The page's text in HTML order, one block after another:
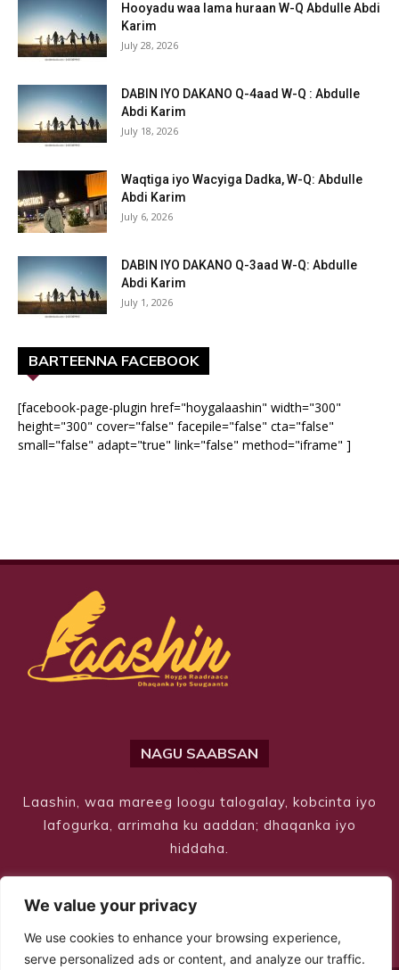
We value your privacy
We use cookies to enhance your browsing experience,
serve personalized ads or content, and analyze our traffic.
Hooyadu waa lama huraan W-Q Abdulle Abdi
Karim
July 28, 2026
DABIN IYO DAKANO Q-4aad W-Q : Abdulle
Abdi Karim
July 18, 2026
Waqtiga iyo Wacyiga Dadka, W-Q: Abdulle
Abdi Karim
July 6, 2026
DABIN IYO DAKANO Q-3aad W-Q: Abdulle
Abdi Karim
July 1, 2026
BARTEENNA FACEBOOK
[facebook-page-plugin href="hoygalaashin" width="300"
height="300" cover="false" facepile="false" cta="false"
small="false" adapt="true" link="false" method="iframe" ]
NAGU SAABSAN
Laashin, waa mareeg loogu talogalay, kobcinta iyo
lafogurka, arrimaha ku aaddan; dhaqanka iyo
hiddaha.